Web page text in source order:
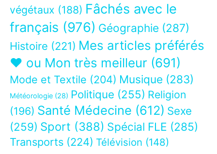
végétaux (188) Fâchés avec le
français (976) Géographie (287)
Histoire (221) Mes articles préférés
❤ ou Mon très meilleur (691)
Mode et Textile (204) Musique (283)
Météorologie (28) Politique (255) Religion
(196) Santé Médecine (612) Sexe
(259) Sport (388) Spécial FLE (285)
Transports (224) Télévision (148)